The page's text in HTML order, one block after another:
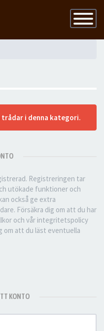
Slå
på
i denna kategori.
Registreringen tar
utökade funktioner och
också ge extra
Försäkra dig om att du har
och vår integritetspolicy
om att du läst eventuella
KONTO